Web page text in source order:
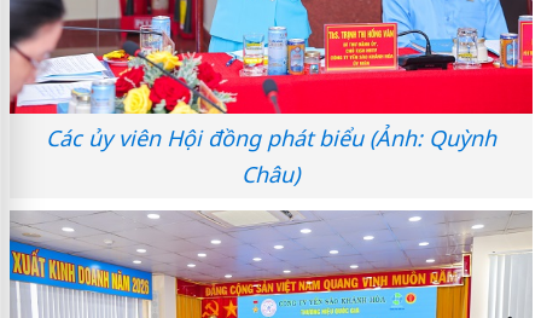
Các ủy viên Hội đồng phát biểu (Ảnh: Quỳnh
Châu)